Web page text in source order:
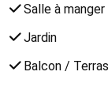
Salle à manger
Jardin
Balcon /